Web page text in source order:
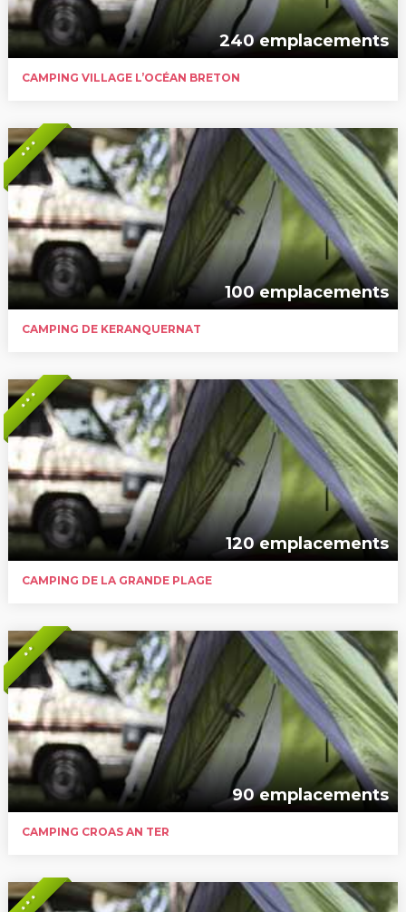
240 emplacements
CAMPING VILLAGE L’OCÉAN BRETON
* * *
100 emplacements
CAMPING DE KERANQUERNAT
* * *
120 emplacements
CAMPING DE LA GRANDE PLAGE
* *
90 emplacements
CAMPING CROAS AN TER
* * *